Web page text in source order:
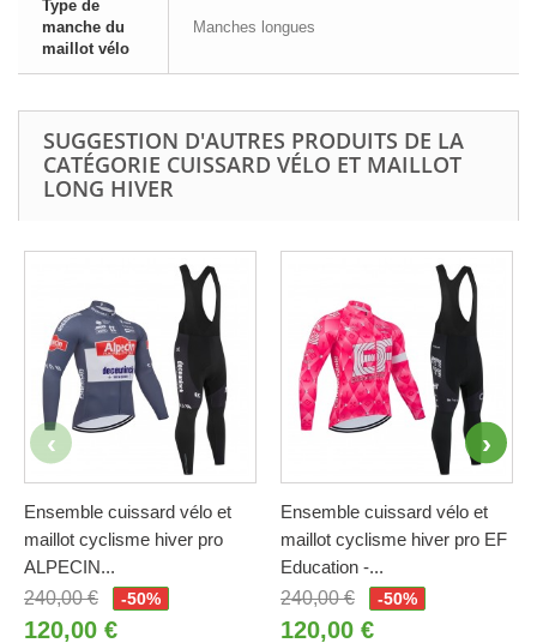
Type de
manche du
maillot vélo
Manches longues
SUGGESTION D'AUTRES PRODUITS DE LA
CATÉGORIE CUISSARD VÉLO ET MAILLOT
LONG HIVER
Ensemble cuissard vélo et
maillot cyclisme hiver pro
ALPECIN...
240,00 €
-50%
120,00 €
Ensemble cuissard vélo et
maillot cyclisme hiver pro EF
Education -...
240,00 €
-50%
120,00 €